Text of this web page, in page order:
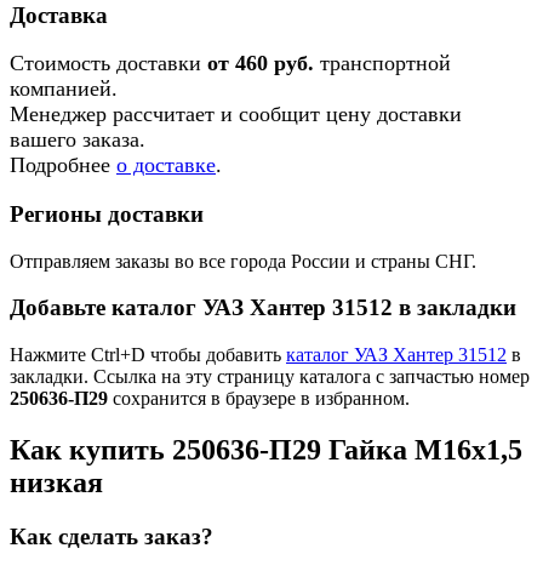
Доставка
Стоимость доставки от 460 руб. транспортной
компанией.
Менеджер рассчитает и сообщит цену доставки
вашего заказа.
Подробнее о доставке.
Регионы доставки
Отправляем заказы во все города России и страны СНГ.
Добавьте каталог УАЗ Хантер 31512 в закладки
Нажмите Ctrl+D чтобы добавить каталог УАЗ Хантер 31512 в
закладки. Ссылка на эту страницу каталога с запчастью номер
250636-П29 сохранится в браузере в избранном.
Как купить 250636-П29 Гайка М16х1,5
низкая
Как сделать заказ?